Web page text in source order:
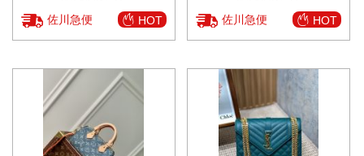
佐川急便 HOT 佐川急便 HOT